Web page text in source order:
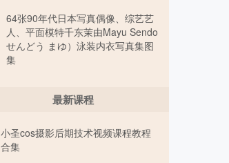
64张90年代日本写真偶像、综艺艺
人、平面模特千东茉由Mayu Sendo
せんどう まゆ）泳装内衣写真集图
集
最新课程
小圣cos摄影后期技术视频课程教程
合集